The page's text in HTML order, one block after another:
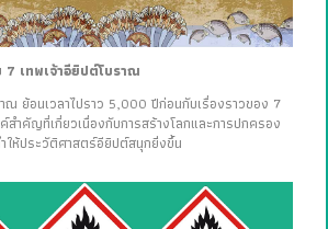
เทพเจ้าอียิปต์โบราณ
ย้อนเวลาไปราว 5,000 ปีก่อนกับเรื่องราวของ 7
สำคัญที่เกี่ยวเนื่องกับการสร้างโลกและการปกครอง
ให้ประวัติศาสตร์อียิปต์สนุกยิ่งขึ้น